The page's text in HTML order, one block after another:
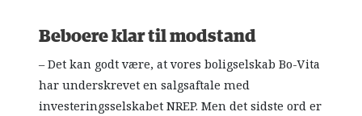
Beboere klar til modstand
– Det kan godt være, at vores boligselskab Bo-Vita
har underskrevet en salgsaftale med
investeringsselskabet NREP. Men det sidste ord er